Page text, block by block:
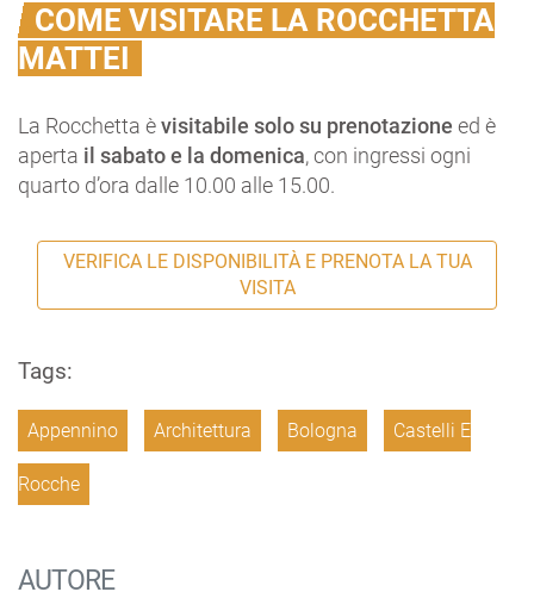
COME VISITARE LA ROCCHETTA
MATTEI
La Rocchetta èvisitabile solo su prenotazione ed è
aperta il sabato e la domenica, con ingressi ogni
quarto d’ora dalle 10.00 alle 15.00.
VERIFICA LE DISPONIBILITÀ E PRENOTA LA TUA
VISITA
Tags:
Appennino Architettura Bologna Castelli E
Rocche
AUTORE